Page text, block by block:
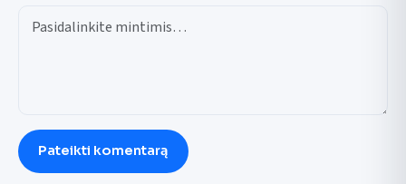
Pateikti komentarą